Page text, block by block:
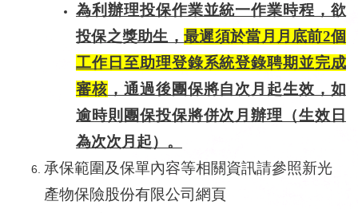
為利辦理投保作業並統一作業時程，欲
投保之獎助生，最遲須於當月月底前2個
工作日至助理登錄系統登錄聘期並完成
審核，通過後團保將自次月起生效，如
逾時則團保投保將併次月辦理（生效日
為次次月起）。
承保範圍及保單內容等相關資訊請參照新光
產物保險股份有限公司網頁